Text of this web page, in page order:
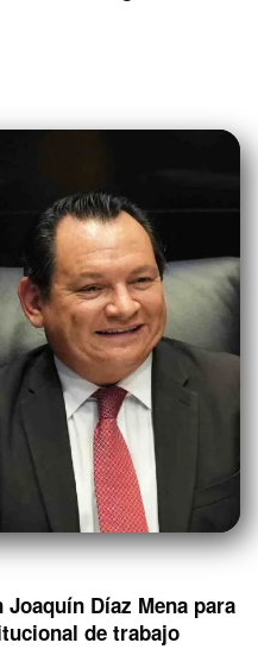
Díaz Mena para
de trabajo